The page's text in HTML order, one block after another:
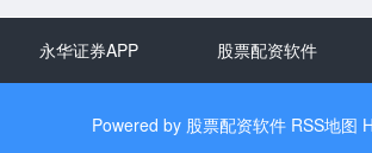
永华证券APP 股票配资软件
Powered by 股票配资软件 RSS地图